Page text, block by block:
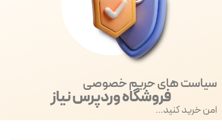
سیاست های حریم خصوصی
فروشگاه وردپرس نیاز
امن خرید کنید...